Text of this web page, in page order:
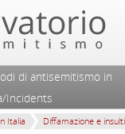
di antisemitismo in
Incidents
Italia Diffamazione e insulti